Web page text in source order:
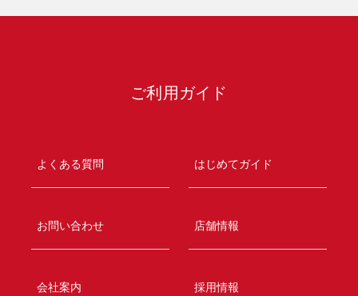
ご利用ガイド
よくある質問 はじめてガイド
お問い合わせ 店舗情報
会社案内 採用情報